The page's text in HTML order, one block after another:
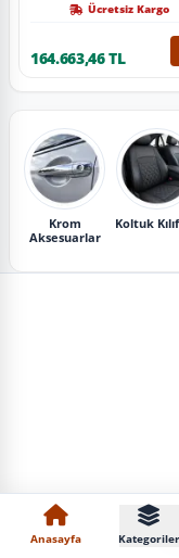
Ücretsiz Kargo
164.663,46 TL
Krom
Aksesuarlar
Koltuk
Anasayfa Kategoriler